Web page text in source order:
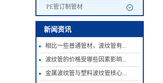
构壁管
PE管订制管材
新闻资讯
相比一些普通管材，波纹管有...
波纹管的价格受哪些因素影响...
金属波纹管与塑料波纹管核心...